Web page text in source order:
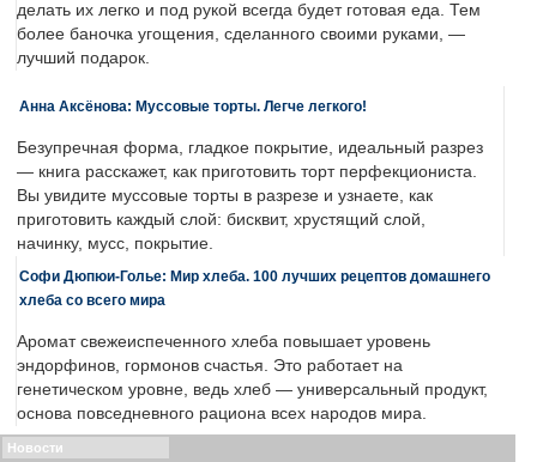
делать их легко и под рукой всегда будет готовая еда. Тем
более баночка угощения, сделанного своими руками, —
лучший подарок.
Анна Аксёнова: Муссовые торты. Легче легкого!
Безупречная форма, гладкое покрытие, идеальный разрез
— книга расскажет, как приготовить торт перфекциониста.
Вы увидите муссовые торты в разрезе и узнаете, как
приготовить каждый слой: бисквит, хрустящий слой,
начинку, мусс, покрытие.
Софи Дюпюи-Голье: Мир хлеба. 100 лучших рецептов домашнего
хлеба со всего мира
Аромат свежеиспеченного хлеба повышает уровень
эндорфинов, гормонов счастья. Это работает на
генетическом уровне, ведь хлеб — универсальный продукт,
основа повседневного рациона всех народов мира.
Новости